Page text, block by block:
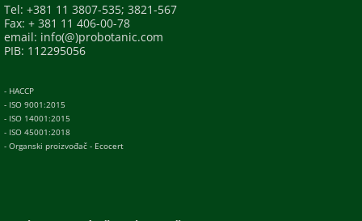
Tel: +381 11 3807-535; 3821-567
Fax: + 381 11 406-00-78
email: info(@)probotanic.com
PIB: 112295056
- HACCP
- ISO 9001:2015
- ISO 14001:2015
- ISO 45001:2018
- Organski proizvođač - Ecocert